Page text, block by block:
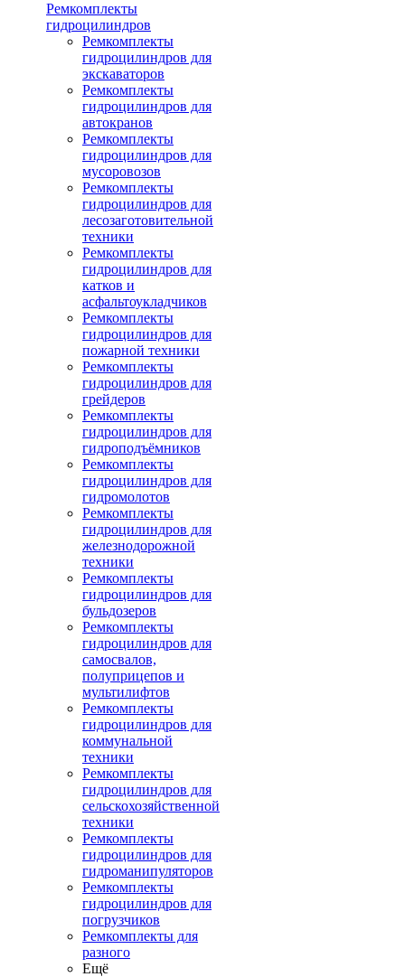
Ремкомплекты
гидроцилиндров
Ремкомплекты
гидроцилиндров для
экскаваторов
Ремкомплекты
гидроцилиндров для
автокранов
Ремкомплекты
гидроцилиндров для
мусоровозов
Ремкомплекты
гидроцилиндров для
лесозаготовительной
техники
Ремкомплекты
гидроцилиндров для
катков и
асфальтоукладчиков
Ремкомплекты
гидроцилиндров для
пожарной техники
Ремкомплекты
гидроцилиндров для
грейдеров
Ремкомплекты
гидроцилиндров для
гидроподъёмников
Ремкомплекты
гидроцилиндров для
гидромолотов
Ремкомплекты
гидроцилиндров для
железнодорожной
техники
Ремкомплекты
гидроцилиндров для
бульдозеров
Ремкомплекты
гидроцилиндров для
самосвалов,
полуприцепов и
мультилифтов
Ремкомплекты
гидроцилиндров для
коммунальной
техники
Ремкомплекты
гидроцилиндров для
сельскохозяйственной
техники
Ремкомплекты
гидроцилиндров для
гидроманипуляторов
Ремкомплекты
гидроцилиндров для
погрузчиков
Ремкомплекты для
разного
Ещё